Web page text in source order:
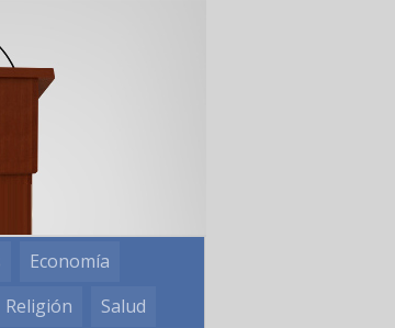
Economía
Religión
Salud